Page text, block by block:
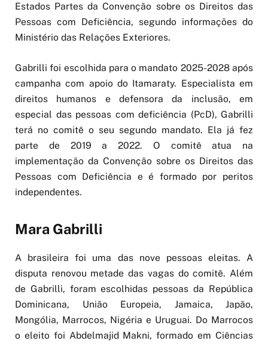
Estados Partes da Convenção sobre os Direitos das
Pessoas com Deficiência, segundo informações do
Ministério das Relações Exteriores.
Gabrilli foi escolhida para o mandato 2025-2028 após
campanha com apoio do Itamaraty. Especialista em
direitos humanos e defensora da inclusão, em
especial das pessoas com deficiência (PcD), Gabrilli
terá no comitê o seu segundo mandato. Ela já fez
parte de 2019 a 2022. O comitê atua na
implementação da Convenção sobre os Direitos das
Pessoas com Deficiência e é formado por peritos
independentes.
Mara Gabrilli
A brasileira foi uma das nove pessoas eleitas. A
disputa renovou metade das vagas do comitê. Além
de Gabrilli, foram escolhidas pessoas da República
Dominicana, União Europeia, Jamaica, Japão,
Mongólia, Marrocos, Nigéria e Uruguai. Do Marrocos
o eleito foi Abdelmajid Makni, formado em Ciências